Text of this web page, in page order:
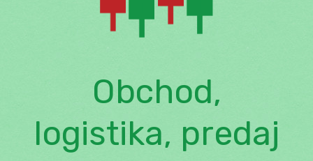
Obchod,
logistika, predaj